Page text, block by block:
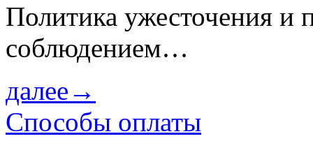
Политика ужесточения и
соблюдением…
далее→
Способы оплаты